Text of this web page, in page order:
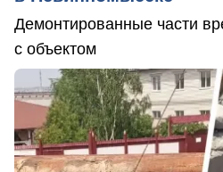
Демонтированные части
с объектом